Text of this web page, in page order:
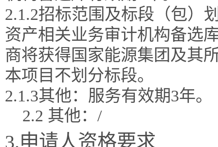
2.1.2招标范围及标段（包）
资产相关业务审计机构备选
商将获得国家能源集团及其
本项目不划分标段。
2.1.3其他：服务有效期3年。
2.2 其他：/
3.申请人资格要求